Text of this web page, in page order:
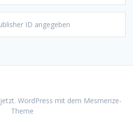
ID angegeben
WordPress mit dem Mesmerize-
Theme